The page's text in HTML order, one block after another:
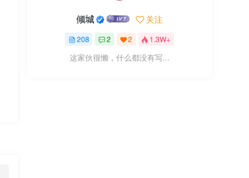
倾城 关注
208 2 2 1.3W+
这家伙很懒，什么都没有写...